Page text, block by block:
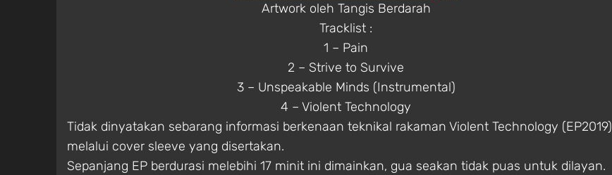
Artwork oleh Tangis Berdarah
Tracklist :
1 – Pain
2 – Strive to Survive
3 – Unspeakable Minds (Instrumental)
4 – Violent Technology
Tidak dinyatakan sebarang informasi berkenaan teknikal rakaman Violent Technology (EP2019)
melalui cover sleeve yang disertakan.
Sepanjang EP berdurasi melebihi 17 minit ini dimainkan, gua seakan tidak puas untuk dilayan.